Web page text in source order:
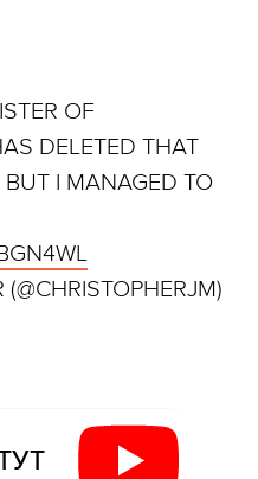
OF
DELETED THAT
BUT I MANAGED TO